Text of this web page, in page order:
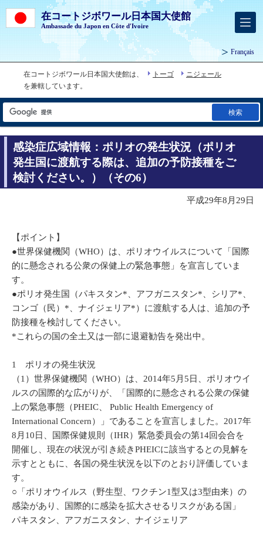
在コートジボワール日本国大使館
Ambassade du Japon en Côte d'Ivoire
Français
在コートジボワール日本国大使館は、 トーゴ
ニジェール
を兼轄しています。
検索
感染症広域情報：ポリオの発生状況（ポリオ
発生国に渡航する際は、追加の予防接種をご
検討ください。）（その6）
平成29年8月29日
【ポイント】
●世界保健機関（WHO）は、ポリオウイルスについて「国際
的に懸念される公衆の保健上の緊急事態」を宣言していま
す。
●ポリオ発生国（パキスタン*、アフガニスタン*、シリア*、
コンゴ（民）*、ナイジェリア*）に渡航する人は、追加の予
防接種を検討してください。
*これらの国の全土又は一部に退避勧告を発出中。
1 ポリオの発生状況
（1）世界保健機関（WHO）は、2014年5月5日、ポリオウイ
ルスの国際的な広がりが、「国際的に懸念される公衆の保健
上の緊急事態（PHEIC、 Public Health Emergency of
International Concern）」であることを宣言しました。2017年
8月10日、国際保健規則（IHR）緊急委員会の第14回会合を
開催し、現在の状況が引き続きPHEICに該当するとの見解を
示すとともに、各国の発生状況を以下のとおり評価していま
す。
○「ポリオウイルス（野生型、ワクチン1型又は3型由来）の
感染があり、国際的に感染を拡大させるリスクがある国」
パキスタン、アフガニスタン、ナイジェリア